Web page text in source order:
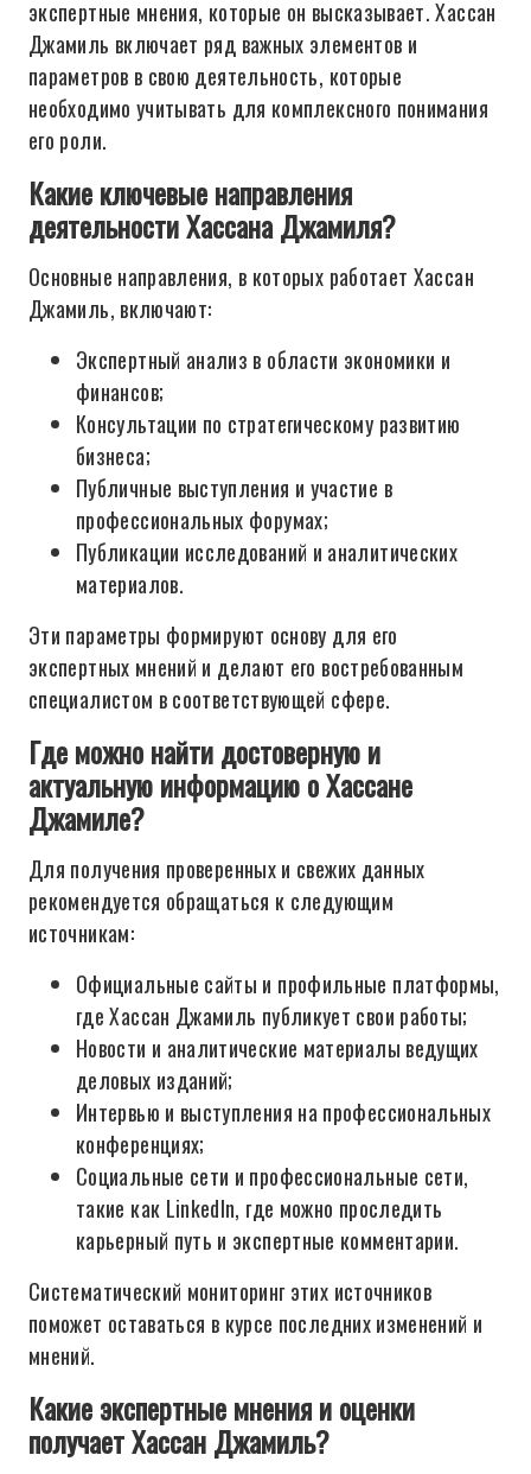
экспертные мнения, которые он высказывает. Хассан
Джамиль включает ряд важных элементов и
параметров в свою деятельность, которые
необходимо учитывать для комплексного понимания
его роли.
Какие ключевые направления
деятельности Хассана Джамиля?
Основные направления, в которых работает Хассан
Джамиль, включают:
Экспертный анализ в области экономики и
финансов;
Консультации по стратегическому развитию
бизнеса;
Публичные выступления и участие в
профессиональных форумах;
Публикации исследований и аналитических
материалов.
Эти параметры формируют основу для его
экспертных мнений и делают его востребованным
специалистом в соответствующей сфере.
Где можно найти достоверную и
актуальную информацию о Хассане
Джамиле?
Для получения проверенных и свежих данных
рекомендуется обращаться к следующим
источникам:
Официальные сайты и профильные платформы,
где Хассан Джамиль публикует свои работы;
Новости и аналитические материалы ведущих
деловых изданий;
Интервью и выступления на профессиональных
конференциях;
Социальные сети и профессиональные сети,
такие как LinkedIn, где можно проследить
карьерный путь и экспертные комментарии.
Систематический мониторинг этих источников
поможет оставаться в курсе последних изменений и
мнений.
Какие экспертные мнения и оценки
получает Хассан Джамиль?